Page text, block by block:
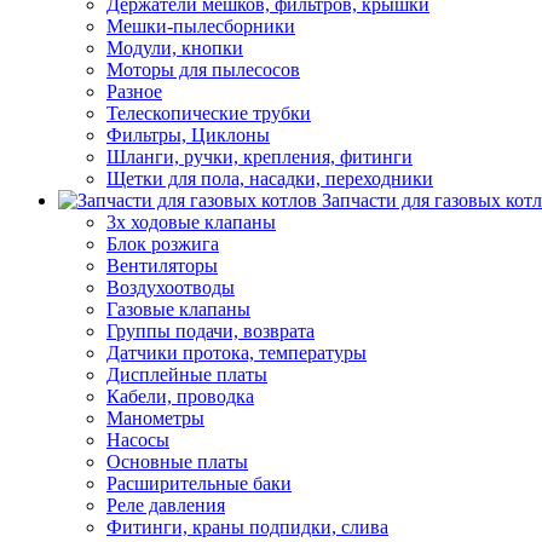
Держатели мешков, фильтров, крышки
Мешки-пылесборники
Модули, кнопки
Моторы для пылесосов
Разное
Телескопические трубки
Фильтры, Циклоны
Шланги, ручки, крепления, фитинги
Щетки для пола, насадки, переходники
Запчасти для газовых
3х ходовые клапаны
Блок розжига
Вентиляторы
Воздухоотводы
Газовые клапаны
Группы подачи, возврата
Датчики протока, температуры
Дисплейные платы
Кабели, проводка
Манометры
Насосы
Основные платы
Расширительные баки
Реле давления
Фитинги, краны подпидки, слива